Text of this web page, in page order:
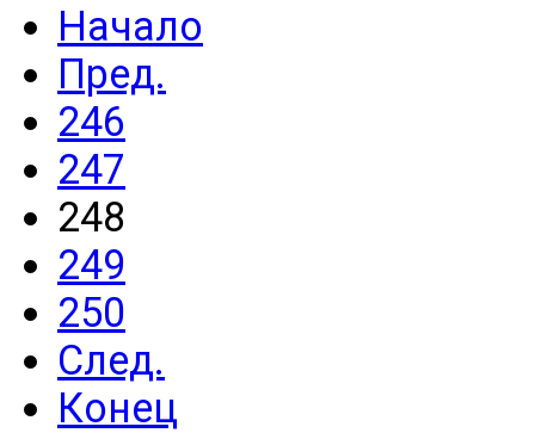
Начало
Пред.
246
247
248
249
250
След.
Конец